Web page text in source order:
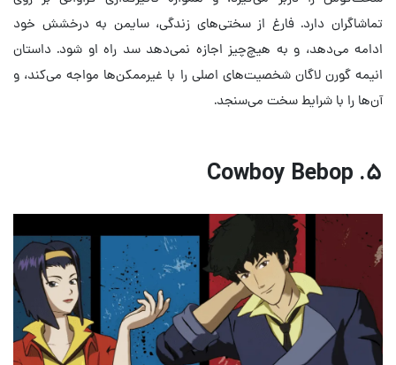
تماشاگران دارد. فارغ از سختی‌های زندگی، سایمن به درخشش خود
ادامه می‌دهد، و به هیچ‌چیز اجازه نمی‌دهد سد راه او شود. داستان
انیمه گورن لاگان شخصیت‌های اصلی را با غیرممکن‌ها مواجه می‌کند، و
آن‌ها را با شرایط سخت می‌سنجد.
۵. Cowboy Bebop